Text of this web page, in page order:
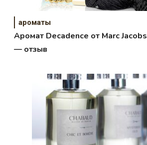
ароматы
Аромат Decadence от Marc Jacobs
— отзыв